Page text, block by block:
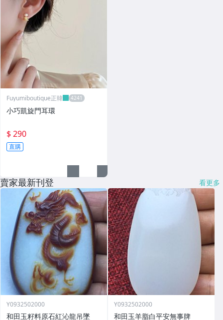
Fuyumiboutique正韓
小巧凱旋門耳環
$ 290
直購
賣家最新刊登 看更多
Y0932502000
和田玉籽料原石紅沁龍吊墜
Y0932502000
和田玉羊脂白平安無事牌